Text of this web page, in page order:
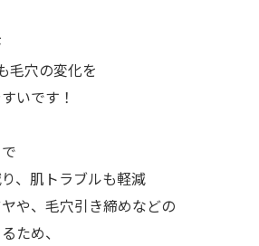
毛穴の変化を
いです！
、肌トラブルも軽減
や、毛穴引き締めなどの
ため、